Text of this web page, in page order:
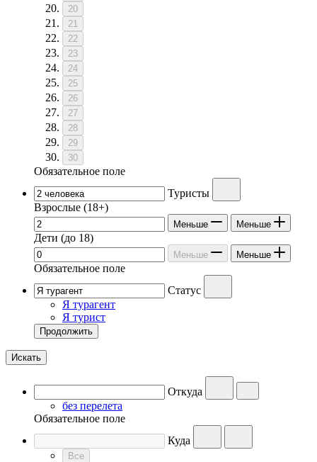
20
21
22
23
24
25
26
27
28
29
30
Обязательное поле
Туристы
Взрослые (18+)
Меньше Меньше
Дети (до 18)
Меньше Меньше
Обязательное поле
Статус
Я турагент
Я турист
Продолжить
Искать
Откуда
без перелета
Обязательное поле
Куда
Все